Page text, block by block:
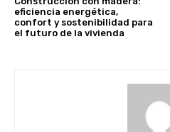
eficiencia energética,
confort y sostenibilidad para
el futuro de la vivienda